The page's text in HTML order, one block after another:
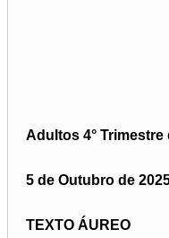
Adultos 4° Trimestre
5 de Outubro de
TEXTO ÁUREO